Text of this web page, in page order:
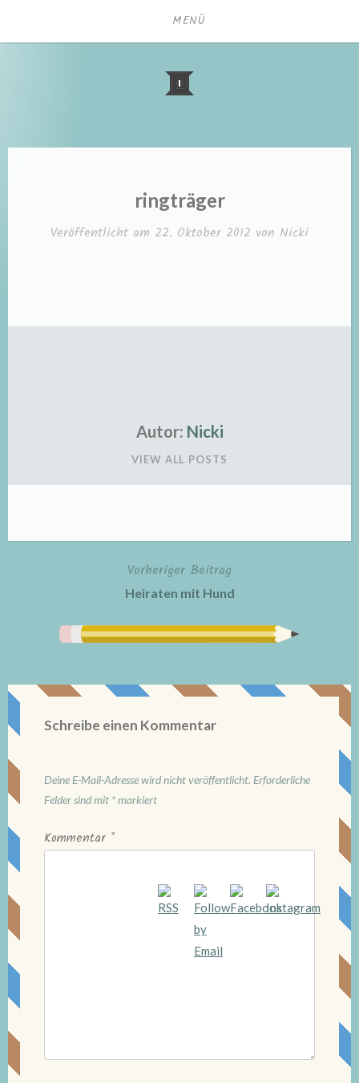
MENÜ
ringträger
Veröffentlicht am 22. Oktober 2012 von Nicki
Autor: Nicki
VIEW ALL POSTS
BeitragsnavigationVorheriger Beitrag
Heiraten mit Hund
Schreibe einen Kommentar
Deine E-Mail-Adresse wird nicht veröffentlicht. Erforderliche
Felder sind mit *markiert
Kommentar *